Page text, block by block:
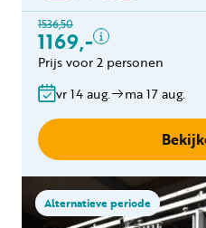
1536,50
1169,-
binnen
Prijs voor 2 personen
vr 14 aug. ma 17 aug.
Alternatieve periode